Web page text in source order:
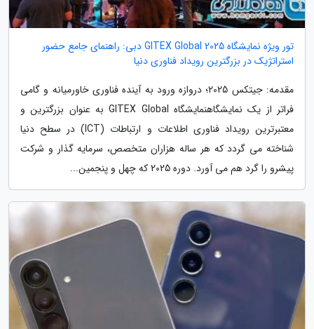
تور ویژه نمایشگاه GITEX Global 2025 دبی: راهنمای جامع حضور
استراتژیک در بزرگترین رویداد فناوری دنیا
مقدمه: جیتکس 2025؛ دروازه ورود به آینده فناوری خاورمیانه و گامی
فراتر از یک نمایشگاهنمایشگاه GITEX Global به عنوان بزرگترین و
معتبرترین رویداد فناوری اطلاعات و ارتباطات (ICT) در سطح دنیا
شناخته می گردد که هر ساله هزاران متخصص، سرمایه گذار و شرکت
پیشرو را گرد هم می آورد. دوره 2025 که چهل و پنجمین...